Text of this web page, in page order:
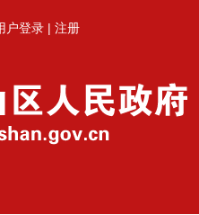
户登录 | 注册